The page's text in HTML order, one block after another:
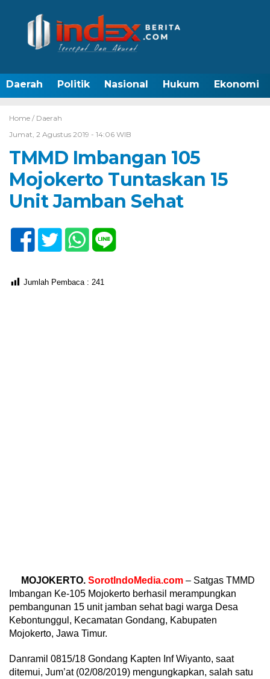
Daerah Politik Nasional Hukum Ekonomi
Home / Daerah
Jumat, 2 Agustus 2019 - 14:06 WIB
TMMD Imbangan 105
Mojokerto Tuntaskan 15
Unit Jamban Sehat
Jumlah Pembaca : 241
MOJOKERTO. SorotIndoMedia.com – Satgas TMMD
Imbangan Ke-105 Mojokerto berhasil merampungkan
pembangunan 15 unit jamban sehat bagi warga Desa
Kebontunggul, Kecamatan Gondang, Kabupaten
Mojokerto, Jawa Timur.
Danramil 0815/18 Gondang Kapten Inf Wiyanto, saat
ditemui, Jum’at (02/08/2019) mengungkapkan, salah satu